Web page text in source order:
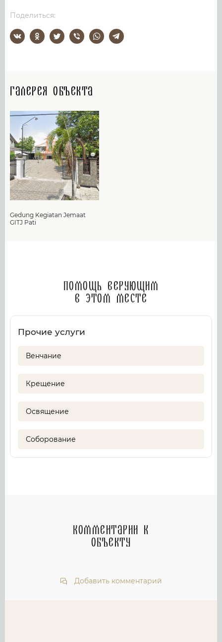
Поделиться:
Галерея объекта
Gedung Kegiatan Jemaat
GITJ Pati
Помощь верующим
в этом месте
Прочие услуги
Венчание
Крещение
Освящение
Соборование
Комментарии к
объекту
Добавить комментарий